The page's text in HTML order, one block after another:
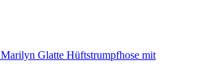
Marilyn Glatte Hüftstrumpfhose mit